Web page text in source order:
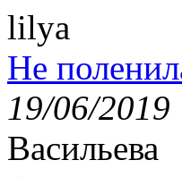
lilya
Не
19/06/2019
Васильева